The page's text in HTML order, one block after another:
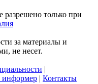
только при
за материалы и
не несет.
|
| Контакты